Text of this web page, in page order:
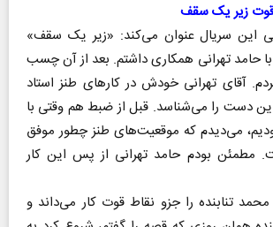
قوت زیر یک سقف
این سریال عنوان می‌کند: «زیر یک سقف»
با حامد تهرانی همکاری داشتم. بعد از آن چسب
آقای تهرانی خودش در کار‌های طنز استاد
دست را می‌شناسد. قبل از ضبط هم وقتی با
می‌دیدم که موقعیت‌های طنز چطور موفق
مطمئن بودم حامد تهرانی از پس این کار
تنابنده را جزو نقاط قوت کار می‌داند و